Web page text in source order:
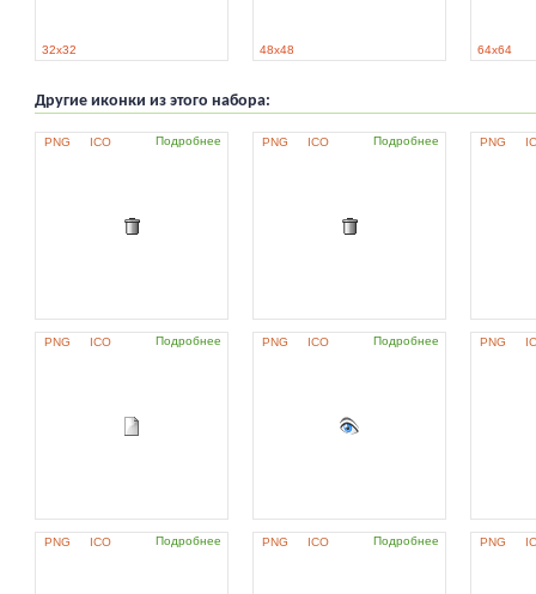
32x32 48x48 64x64
Другие иконки из этого набора:
PNG ICO Подробнее PNG ICO Подробнее PNG
PNG ICO Подробнее PNG ICO Подробнее PNG
PNG ICO Подробнее PNG ICO Подробнее PNG